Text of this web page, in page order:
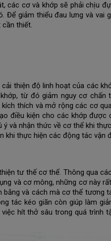
các cơ và khớp sẽ phải chịu
giảm thiểu đau lưng và vai
cần thiết.
thiện độ linh hoạt của các
từ đó giảm nguy cơ chấn
thích và mở rộng các cơ
điều kiện cho các khớp được
và nhận thức về cơ thể khi
thực hiện các động tác vận
tư thế cơ thể. Thông qua
và cơ mông, những cơ này
và cách mà cơ thể tương
tác kéo giãn còn giúp làm
hít thở sâu trong quá trình